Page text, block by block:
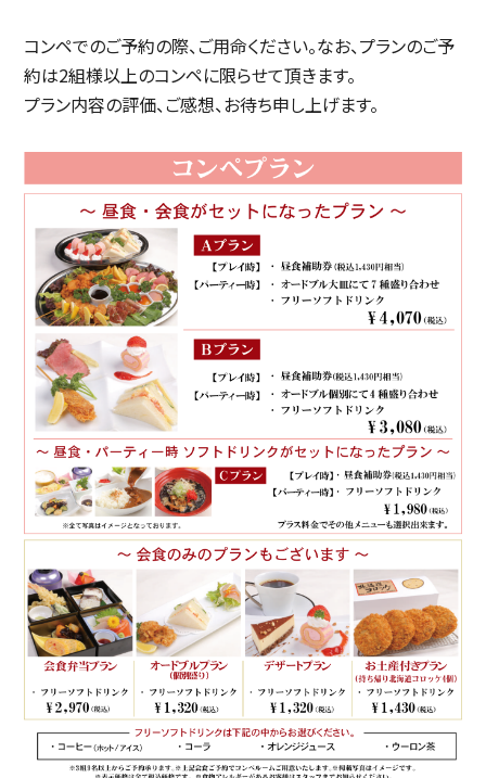
コンペでのご予約の際、ご用命ください。なお、プランのご予
約は2組様以上のコンペに限らせて頂きます。
プラン内容の評価、ご感想、お待ち申し上げます。